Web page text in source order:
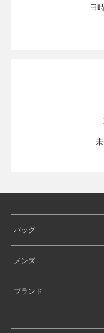
日
バッグ
メンズ
ブランド